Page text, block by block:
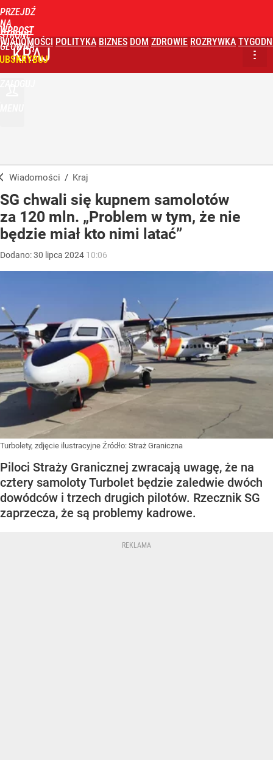
PRZEJDŹ
NA
STRONĘ
GŁÓWNĄ
WPROST
WIADOMOŚCI POLITYKA BIZNES DOM ZDROWIE ROZRYWKA
KRAJ
Wiadomości / Kraj
SG chwali się kupnem samolotów
za 120 mln. „Problem w tym, że nie
będzie miał kto nimi latać”
Dodano:30 lipca 2024 10:06
Turbolety, zdjęcie ilustracyjne Źródło: Straż Graniczna
Piloci Straży Granicznej zwracają uwagę, że na
cztery samoloty Turbolet będzie zaledwie dwóch
dowódców i trzech drugich pilotów. Rzecznik SG
zaprzecza, że są problemy kadrowe.